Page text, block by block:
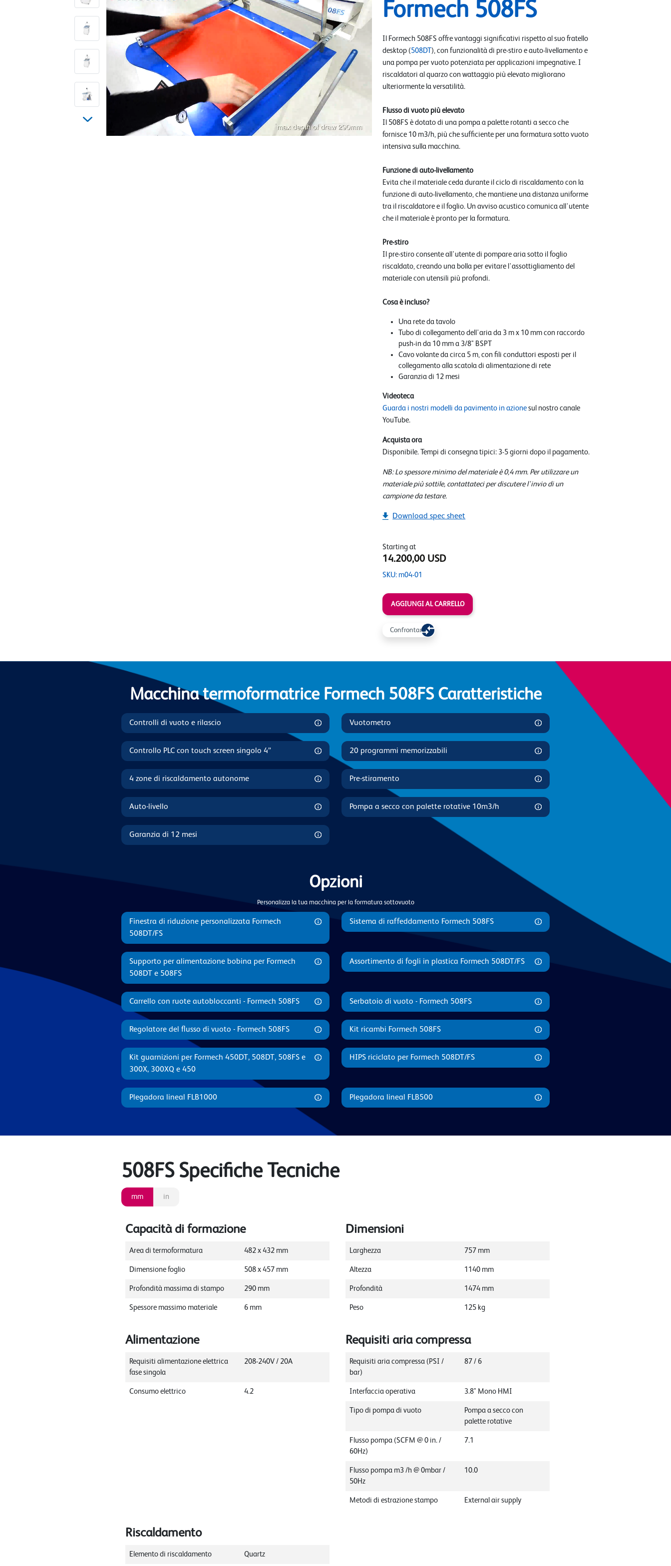
Formech 508FS
Il Formech 508FS offre vantaggi significativi rispetto al suo fratello
desktop (508DT), con funzionalità di pre-stiro e auto-livellamento e
una pompa per vuoto potenziata per applicazioni impegnative. I
riscaldatori al quarzo con wattaggio più elevato migliorano
ulteriormente la versatilità.
Flusso di vuoto più elevato
Il 508FS è dotato di una pompa a palette rotanti a secco che
fornisce 10 m3/h, più che sufficiente per una formatura sotto vuoto
intensiva sulla macchina.
Funzione di auto-livellamento
Evita che il materiale ceda durante il ciclo di riscaldamento con la
funzione di auto-livellamento, che mantiene una distanza uniforme
tra il riscaldatore e il foglio. Un avviso acustico comunica all'utente
che il materiale è pronto per la formatura.
Pre-stiro
Il pre-stiro consente all'utente di pompare aria sotto il foglio
riscaldato, creando una bolla per evitare l'assottigliamento del
materiale con utensili più profondi.
Cosa è incluso?
Una rete da tavolo
Tubo di collegamento dell'aria da 3 m x 10 mm con raccordo
push-in da 10 mm a 3/8" BSPT
Cavo volante da circa 5 m, con fili conduttori esposti per il
collegamento alla scatola di alimentazione di rete
Garanzia di 12 mesi
Videoteca
Guarda i nostri modelli da pavimento in azione sul nostro canale
YouTube.
Acquista ora
Disponibile. Tempi di consegna tipici: 3-5 giorni dopo il pagamento.
NB: Lo spessore minimo del materiale è 0,4 mm. Per utilizzare un
materiale più sottile, contattateci per discutere l'invio di un
campione da testare.
Download spec sheet
Starting at
14.200,00 USD
SKU: m04-01
AGGIUNGI AL CARRELLO
Confrontare
Macchina termoformatrice Formech 508FS Caratteristiche
Controlli di vuoto e rilascio Vuotometro
Controllo PLC con touch screen singolo 4” 20 programmi memorizzabili
4 zone di riscaldamento autonome Pre-stiramento
Auto-livello Pompa a secco con palette rotative 10m3/h
Garanzia di 12 mesi
Opzioni
Personalizza la tua macchina per la formatura sottovuoto
Finestra di riduzione personalizzata Formech
508DT/FS
Sistema di raffeddamento Formech 508FS
Supporto per alimentazione bobina per Formech
508DT e 508FS
Assortimento di fogli in plastica Formech 508DT/FS
Carrello con ruote autobloccanti - Formech 508FS Serbatoio di vuoto - Formech 508FS
Regolatore del flusso di vuoto - Formech 508FS Kit ricambi Formech 508FS
Kit guarnizioni per Formech 450DT, 508DT, 508FS e
300X, 300XQ e 450
HIPS riciclato per Formech 508DT/FS
Plegadora lineal FLB1000 Plegadora lineal FLB500
508FS Specifiche Tecniche
mm in
Capacità di formazione
Area di termoformatura 482 x 432 mm
Dimensione foglio 508 x 457 mm
Profondità massima di stampo 290 mm
Spessore massimo materiale 6 mm
Dimensioni
Larghezza 757 mm
Altezza 1140 mm
Profondità 1474 mm
Peso 125 kg
Alimentazione
Requisiti alimentazione elettrica
fase singola
208-240V / 20A
Consumo elettrico 4.2
Requisiti aria compressa
Requisiti aria compressa (PSI /
bar)
87 / 6
Interfaccia operativa 3.8" Mono HMI
Tipo di pompa di vuoto
Pompa a secco con
palette rotative
Flusso pompa (SCFM @ 0 in. /
60Hz)
7.1
Flusso pompa m3 /h @ 0mbar /
50Hz
10.0
Metodi di estrazione stampo External air supply
Riscaldamento
Elemento di riscaldamento Quartz